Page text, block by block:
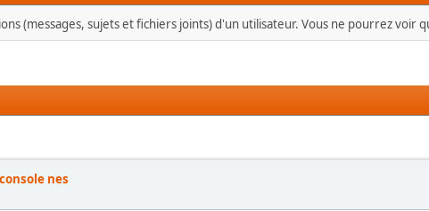
(messages, sujets et fichiers joints) d'un utilisateur. Vous ne pourrez voir
nes